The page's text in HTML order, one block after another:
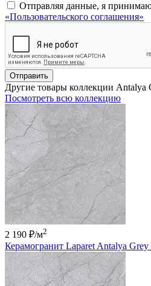
Отправляя данные, я
«Пользовательского соглашения»
Отправить
Другие товары коллекции Antalya
Посмотреть всю коллекцию
2 190 ₽/м2
Керамогранит Laparet Antalya Grey